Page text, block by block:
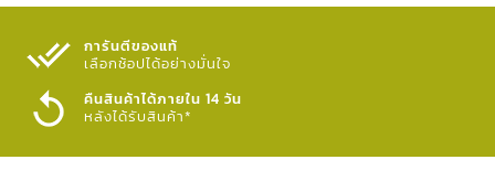
การันตีของแท้
เลือกช้อปได้อย่างมั่นใจ​
คืนสินค้าได้ภายใน 14 วัน
หลังได้รับสินค้า*